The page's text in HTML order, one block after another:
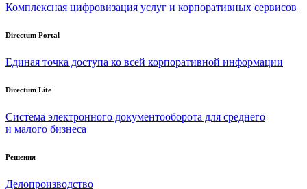
Комплексная цифровизация услуг и корпоративных сервисов
Directum Portal
Единая точка доступа ко всей корпоративной информации
Directum Lite
Система электронного документооборота для среднего
и малого бизнеса
Решения
Делопроизводство